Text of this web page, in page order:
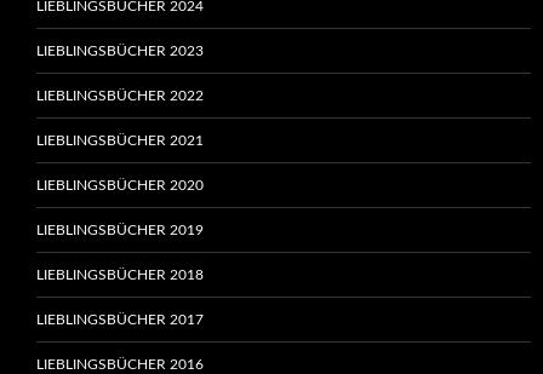
LIEBLINGSBÜCHER 2024
LIEBLINGSBÜCHER 2023
LIEBLINGSBÜCHER 2022
LIEBLINGSBÜCHER 2021
LIEBLINGSBÜCHER 2020
LIEBLINGSBÜCHER 2019
LIEBLINGSBÜCHER 2018
LIEBLINGSBÜCHER 2017
LIEBLINGSBÜCHER 2016